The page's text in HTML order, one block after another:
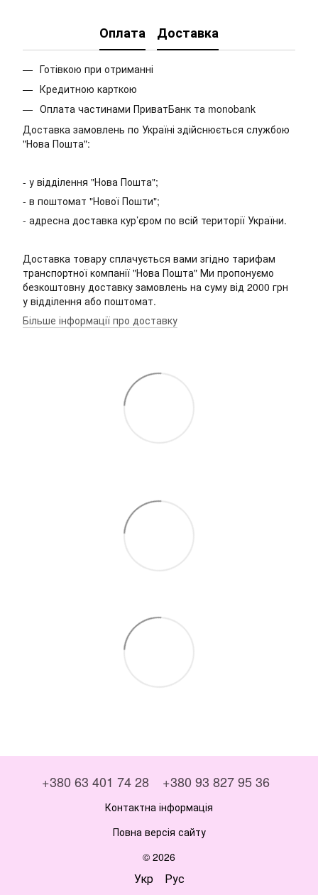
Оплата Доставка
Готівкою при отриманні
Кредитною карткою
Оплата частинами ПриватБанк та monobank
Доставка замовлень по Україні здійснюється службою
"Нова Пошта":
- у відділення "Нова Пошта";
- в поштомат "Нової Пошти";
- адресна доставка кур’єром по всій території України.
Доставка товару сплачується вами згідно тарифам
транспортної компанії "Нова Пошта" Ми пропонуємо
безкоштовну доставку замовлень на суму від 2000 грн
у відділення або поштомат.
Більше інформації про доставку
+380 63 401 74 28 +380 93 827 95 36
Контактна інформація
Повна версія сайту
© 2026
Укр Рус